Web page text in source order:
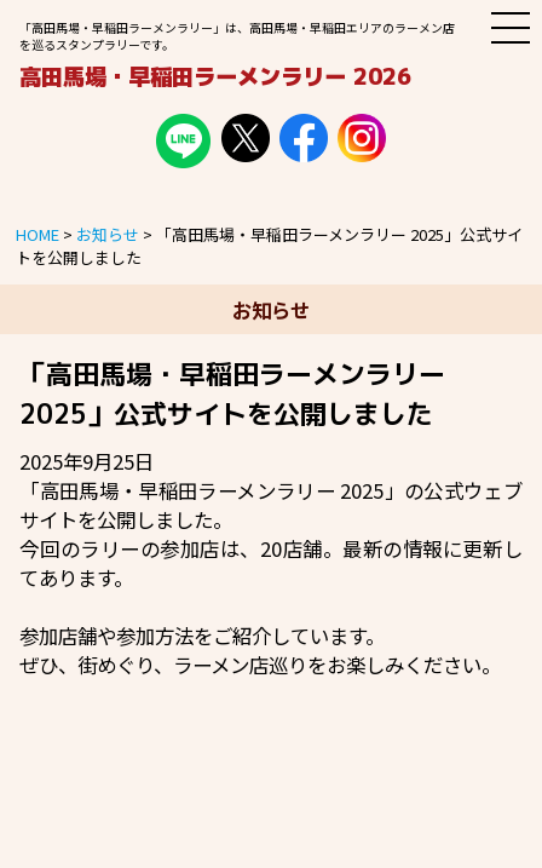
「高田馬場・早稲田ラーメンラリー」は、高田馬場・早稲田エリアのラーメン店
を巡るスタンプラリーです。
高田馬場・早稲田ラーメンラリー 2026
M
E
HOME > お知らせ >
「高田馬場・早稲田ラーメンラリー 2025」公式サイ
トを公開しました
お知らせ
「高田馬場・早稲田ラーメンラリー
2025」公式サイトを公開しました
2025年9月25日
「高田馬場・早稲田ラーメンラリー 2025」の公式ウェブ
サイトを公開しました。
今回のラリーの参加店は、20店舗。最新の情報に更新し
てあります。
参加店舗や参加方法をご紹介しています。
ぜひ、街めぐり、ラーメン店巡りをお楽しみください。